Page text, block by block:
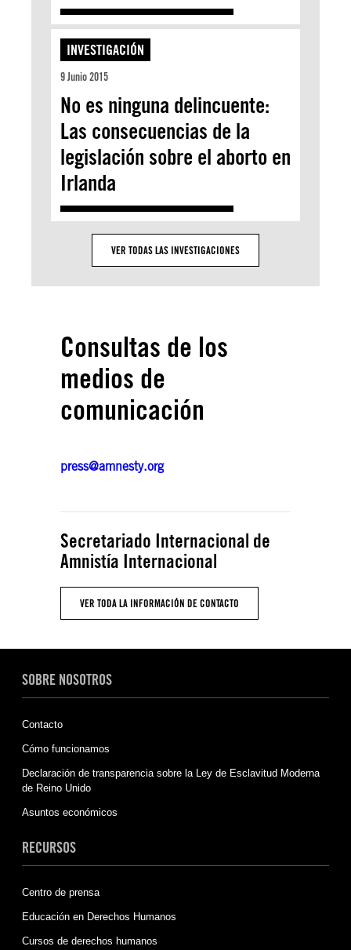
INVESTIGACIÓN
9 Junio 2015
No es ninguna delincuente:
Las consecuencias de la
legislación sobre el aborto en
Irlanda
VER TODAS LAS INVESTIGACIONES
Consultas de los
medios de
comunicación
press@amnesty.org
Secretariado Internacional de
Amnistía Internacional
VER TODA LA INFORMACIÓN DE CONTACTO
SOBRE NOSOTROS
Contacto
Cómo funcionamos
Declaración de transparencia sobre la Ley de Esclavitud Moderna
de Reino Unido
Asuntos económicos
RECURSOS
Centro de prensa
Educación en Derechos Humanos
Cursos de derechos humanos